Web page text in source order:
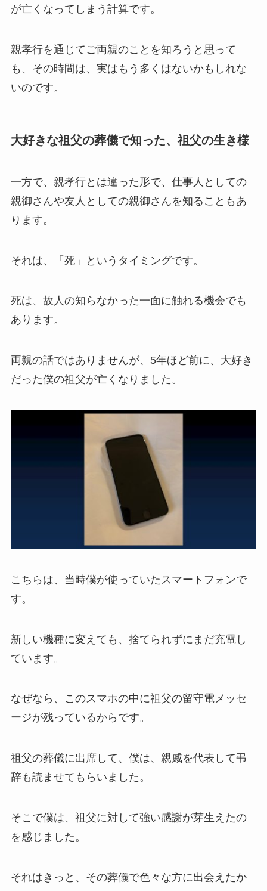
が亡くなってしまう計算です。
親孝行を通じてご両親のことを知ろうと思って
も、その時間は、実はもう多くはないかもしれな
いのです。
大好きな祖父の葬儀で知った、祖父の生き様
一方で、親孝行とは違った形で、仕事人としての
親御さんや友人としての親御さんを知ることもあ
ります。
それは、「死」というタイミングです。
死は、故人の知らなかった一面に触れる機会でも
あります。
両親の話ではありませんが、5年ほど前に、大好き
だった僕の祖父が亡くなりました。
こちらは、当時僕が使っていたスマートフォンで
す。
新しい機種に変えても、捨てられずにまだ充電し
ています。
なぜなら、このスマホの中に祖父の留守電メッセ
ージが残っているからです。
祖父の葬儀に出席して、僕は、親戚を代表して弔
辞も読ませてもらいました。
そこで僕は、祖父に対して強い感謝が芽生えたの
を感じました。
それはきっと、その葬儀で色々な方に出会えたか